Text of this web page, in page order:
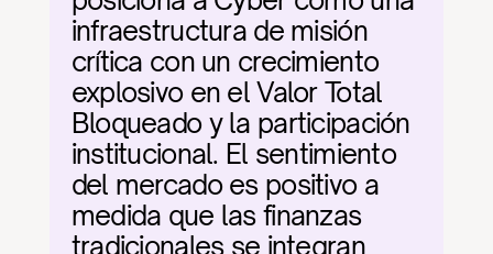
infraestructura de misión
crítica con un crecimiento
explosivo en el Valor Total
Bloqueado y la participación
institucional. El sentimiento
del mercado es positivo a
medida que las finanzas
tradicionales se integran